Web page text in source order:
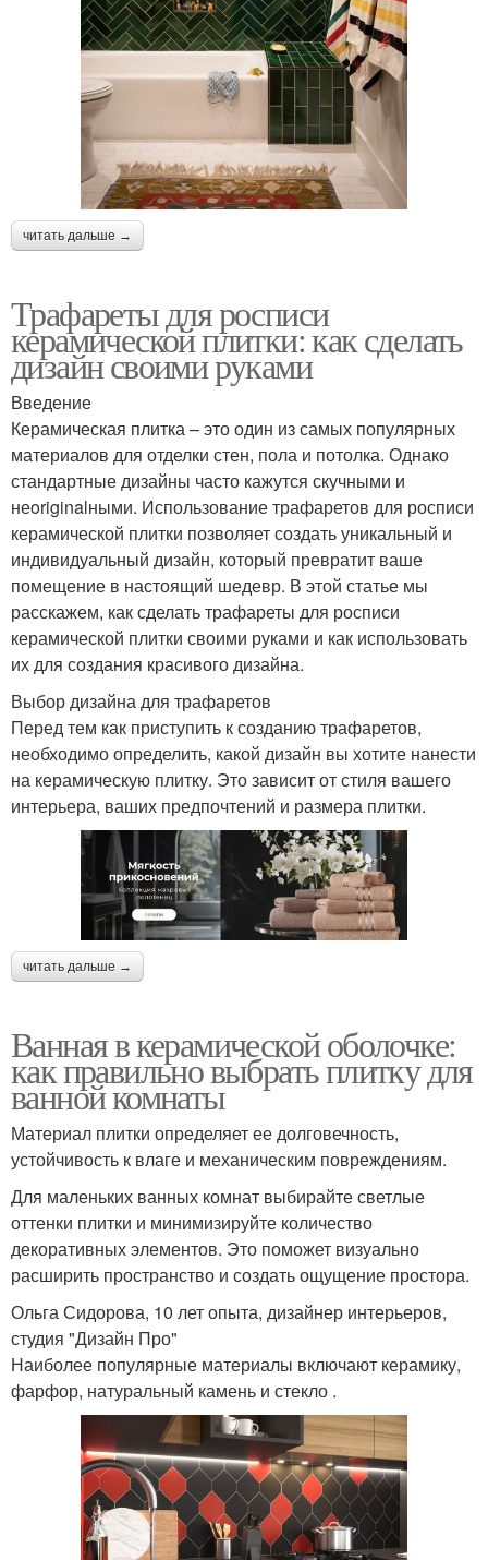
читать дальше →
Трафареты для росписи
керамической плитки: как сделать
дизайн своими руками
Введение
Керамическая плитка – это один из самых популярных
материалов для отделки стен, пола и потолка. Однако
стандартные дизайны часто кажутся скучными и
неoriginalными. Использование трафаретов для росписи
керамической плитки позволяет создать уникальный и
индивидуальный дизайн, который превратит ваше
помещение в настоящий шедевр. В этой статье мы
расскажем, как сделать трафареты для росписи
керамической плитки своими руками и как использовать
их для создания красивого дизайна.
Выбор дизайна для трафаретов
Перед тем как приступить к созданию трафаретов,
необходимо определить, какой дизайн вы хотите нанести
на керамическую плитку. Это зависит от стиля вашего
интерьера, ваших предпочтений и размера плитки.
читать дальше →
Ванная в керамической оболочке:
как правильно выбрать плитку для
ванной комнаты
Материал плитки определяет ее долговечность,
устойчивость к влаге и механическим повреждениям.
Для маленьких ванных комнат выбирайте светлые
оттенки плитки и минимизируйте количество
декоративных элементов. Это поможет визуально
расширить пространство и создать ощущение простора.
Ольга Сидорова, 10 лет опыта, дизайнер интерьеров,
студия "Дизайн Про"
Наиболее популярные материалы включают керамику,
фарфор, натуральный камень и стекло .